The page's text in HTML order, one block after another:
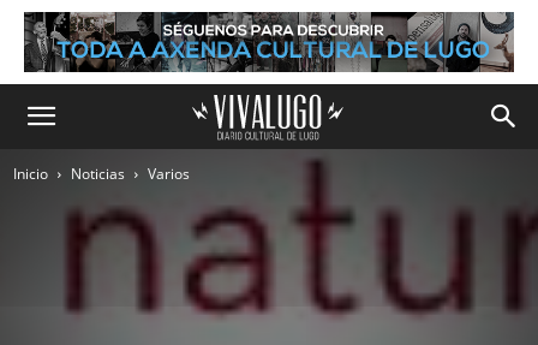
Inicio Noticias Varios